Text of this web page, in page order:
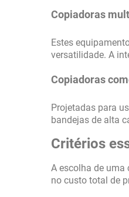
Copiadoras
Estes
versatilidade. A
Copiadoras
Projetadas para
bandejas de alta
Critérios
A escolha de
no custo total de